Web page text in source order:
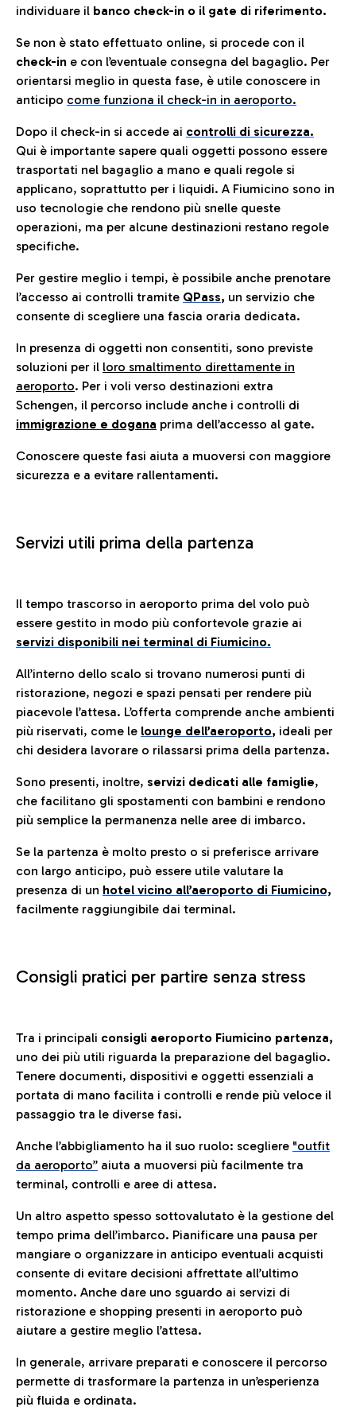
individuare il banco check-in o il gate di riferimento.
Se non è stato effettuato online, si procede con il
check-in e con l’eventuale consegna del bagaglio. Per
orientarsi meglio in questa fase, è utile conoscere in
anticipo come funziona il check-in in aeroporto.
Dopo il check-in si accede ai controlli di sicurezza.
Qui è importante sapere quali oggetti possono essere
trasportati nel bagaglio a mano e quali regole si
applicano, soprattutto per i liquidi. A Fiumicino sono in
uso tecnologie che rendono più snelle queste
operazioni, ma per alcune destinazioni restano regole
specifiche.
Per gestire meglio i tempi, è possibile anche prenotare
l’accesso ai controlli tramite QPass, un servizio che
consente di scegliere una fascia oraria dedicata.
In presenza di oggetti non consentiti, sono previste
soluzioni per il loro smaltimento direttamente in
aeroporto. Per i voli verso destinazioni extra
Schengen, il percorso include anche i controlli di
immigrazione e dogana prima dell’accesso al gate.
Conoscere queste fasi aiuta a muoversi con maggiore
sicurezza e a evitare rallentamenti.
Servizi utili prima della partenza
Il tempo trascorso in aeroporto prima del volo può
essere gestito in modo più confortevole grazie ai
servizi disponibili nei terminal di Fiumicino.
All’interno dello scalo si trovano numerosi punti di
ristorazione, negozi e spazi pensati per rendere più
piacevole l’attesa. L’offerta comprende anche ambienti
più riservati, come le lounge dell’aeroporto, ideali per
chi desidera lavorare o rilassarsi prima della partenza.
Sono presenti, inoltre, servizi dedicati alle famiglie,
che facilitano gli spostamenti con bambini e rendono
più semplice la permanenza nelle aree di imbarco.
Se la partenza è molto presto o si preferisce arrivare
con largo anticipo, può essere utile valutare la
presenza di un hotel vicino all’aeroporto di Fiumicino,
facilmente raggiungibile dai terminal.
Consigli pratici per partire senza stress
Tra i principali consigli aeroporto Fiumicino partenza,
uno dei più utili riguarda la preparazione del bagaglio.
Tenere documenti, dispositivi e oggetti essenziali a
portata di mano facilita i controlli e rende più veloce il
passaggio tra le diverse fasi.
Anche l’abbigliamento ha il suo ruolo: scegliere "outfit
da aeroporto” aiuta a muoversi più facilmente tra
terminal, controlli e aree di attesa.
Un altro aspetto spesso sottovalutato è la gestione del
tempo prima dell’imbarco. Pianificare una pausa per
mangiare o organizzare in anticipo eventuali acquisti
consente di evitare decisioni affrettate all’ultimo
momento. Anche dare uno sguardo ai servizi di
ristorazione e shopping presenti in aeroporto può
aiutare a gestire meglio l’attesa.
In generale, arrivare preparati e conoscere il percorso
permette di trasformare la partenza in un’esperienza
più fluida e ordinata.